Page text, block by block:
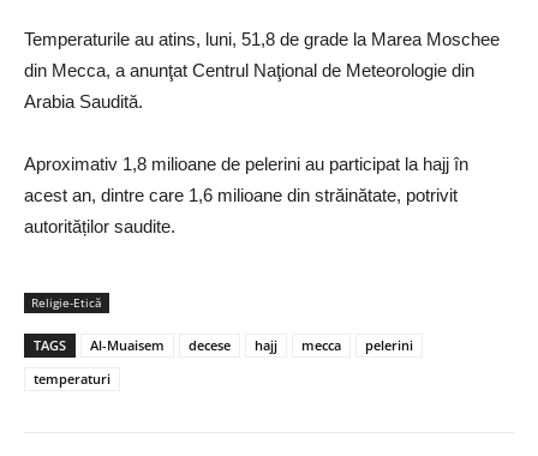
Temperaturile au atins, luni, 51,8 de grade la Marea Moschee
din Mecca, a anunţat Centrul Naţional de Meteorologie din
Arabia Saudită.
Aproximativ 1,8 milioane de pelerini au participat la hajj în
acest an, dintre care 1,6 milioane din străinătate, potrivit
autorităților saudite.
Religie-Etică
TAGS Al-Muaisem decese hajj mecca
pelerini
temperaturi